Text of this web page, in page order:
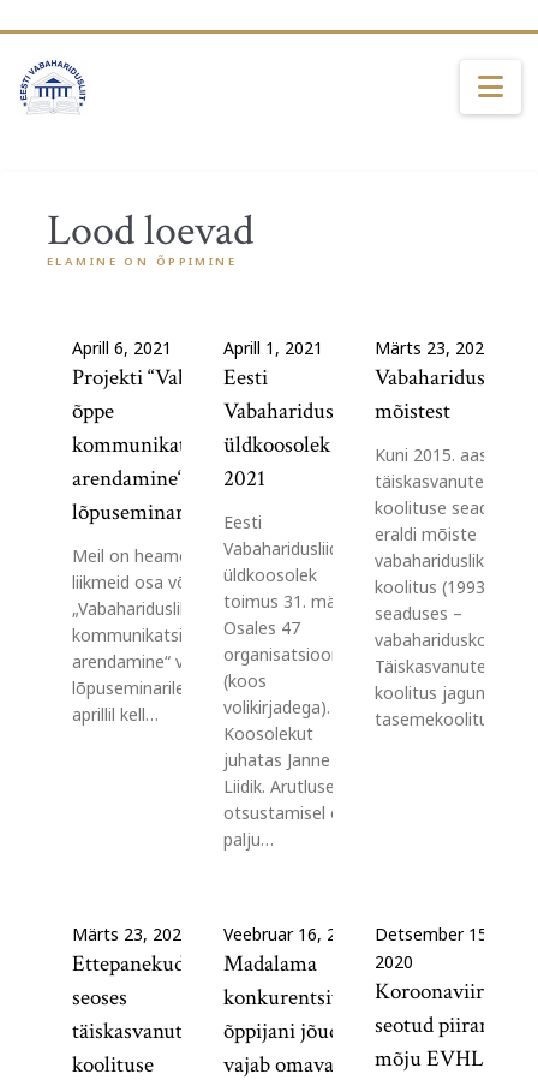
Lood loevad
ELAMINE ON ÕPPIMINE
Aprill 6, 2021
Projekti “Vabaharidusliku
õppe
kommunikatsioonitegevuste
arendamine“ virtuaalne
lõpuseminar toimub 16.04
Meil on heameel kutsuda kõiki
liikmeid osa võtma projekti
„Vabaharidusliku õppe
kommunikatsioonitegevuste
arendamine“ virtuaalsele
lõpuseminarile, mis toimub 16.
aprillil kell…
Aprill 1, 2021
Eesti
Vabaharidusliidu
üldkoosolek
2021
Eesti
Vabaharidusliidu
üldkoosolek
toimus 31. märtsil.
Osales 47
organisatsiooni
(koos
volikirjadega).
Koosolekut
juhatas Janne
Liidik. Arutlusel ja
otsustamisel oli
palju…
Märts 23, 2021
Vabahariduse
mõistest
Kuni 2015. aastani
täiskasvanute
koolituse seaduses
eraldi mõiste
vabahariduslik
koolitus (1993. a
seaduses –
Täiskasvanute
koolitus jagunes:
tasemekoolitus,…
Märts 23, 2021
Ettepanekud
seoses
täiskasvanute
koolituse
Veebruar 16, 2021
Madalama
konkurentsivõimega
õppijani jõudmine
vajab omavalitsuse
Detsember 15,
2020
Koroonaviirusega
seotud piirangute
mõju EVHL